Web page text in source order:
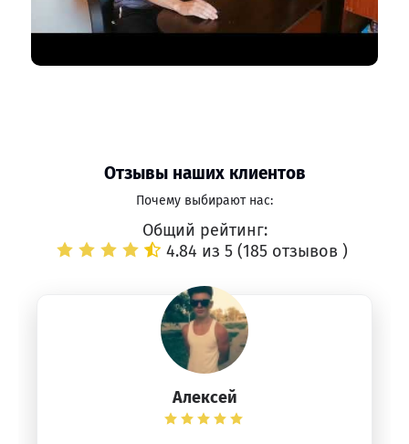
Отзывы наших клиентов
Почему выбирают нас:
Общий рейтинг:
4.84 из 5 (185 отзывов )
Алексей